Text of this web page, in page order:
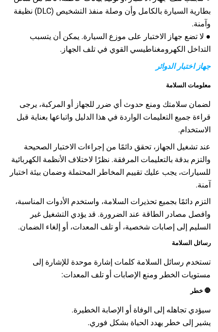
بطارية السيارة بالكامل وأن وصلة منفذ التشخيص (DLC) نظيفة
وآمنة.
● لا تضع جهاز الاختبار على موزع السيارة. يمكن أن يتسبب
التداخل الكهرومغناطيسي القوي في تلف الجهاز.
جهاز اختبار الدوائر
معلومات السلامة
لضمان سلامتك ومنع حدوث أي ضرر للجهاز أو المركبة، يرجى
قراءة جميع التعليمات الواردة في هذا الدليل واتباعها بعناية قبل
الاستخدام.
عند تشغيل الجهاز، تحقق دائمًا من إجراءات الاختبار الصحيحة
والتزم بدقة بالتعليمات المرفقة. نظرًا لاختلاف الأنظمة الكهربائية
للسيارات، يجب عليك تقييم المخاطر المحتملة وضمان بيئة اختبار
آمنة.
التزم دائمًا بجميع تحذيرات السلامة، واستخدم الأدوات المناسبة،
وافصل مصادر الطاقة عند الضرورة. قد يؤدي التشغيل غير
السليم إلى إصابات شخصية، أو تلف المعدات، أو إلغاء الضمان.
رسائل السلامة
تستخدم رسائل السلامة كلمات إشارة موحدة للإشارة إلى
مستويات الخطر ومنع الإصابات أو تلف المعدات:
🛑 خطر
سيؤدي تجاهله إلى الوفاة أو الإصابة الخطيرة.
يشير إلى خطر يهدد الحياة بشكل فوري.